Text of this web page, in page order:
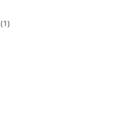
(1)